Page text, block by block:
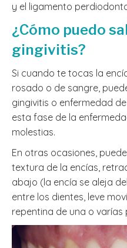
y el ligamento
¿Cómo puedo
gingivitis?
Si cuando te tocas la
rosado o de sangre,
gingivitis o enfermedad
esta fase de la
molestias.
En otras ocasiones,
textura de la encías,
abajo (la encía se aleja
entre los dientes, leve
repentina de una o varías